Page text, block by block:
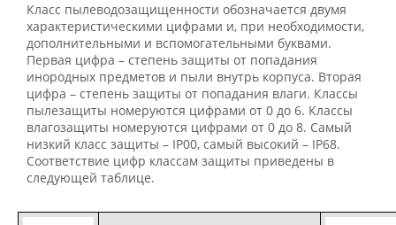
Класс пылеводозащищенности обозначается двумя
характеристическими цифрами и, при необходимости,
дополнительными и вспомогательными буквами.
Первая цифра – степень защиты от попадания
инородных предметов и пыли внутрь корпуса. Вторая
цифра – степень защиты от попадания влаги. Классы
пылезащиты номеруются цифрами от 0 до 6. Классы
влагозащиты номеруются цифрами от 0 до 8. Самый
низкий класс защиты – IP00, самый высокий – IP68.
Соответствие цифр классам защиты приведены в
следующей таблице.